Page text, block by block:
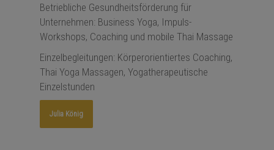
Betriebliche Gesundheitsförderung für
Unternehmen: Business Yoga, Impuls-
Workshops, Coaching und mobile Thai Massage
Einzelbegleitungen: Körperorientiertes Coaching,
Thai Yoga Massagen, Yogatherapeutische
Einzelstunden
Julia König